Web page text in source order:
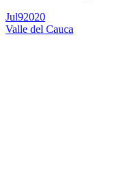
Jul92020
Valle del Cauca